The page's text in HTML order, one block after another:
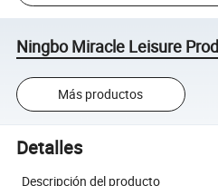
Ningbo Miracle Leisure
Más productos
Detalles
Descripción del producto